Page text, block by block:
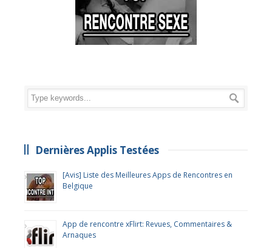
Dernières Applis Testées
[Avis] Liste des Meilleures Apps de Rencontres en
Belgique
App de rencontre xFlirt: Revues, Commentaires &
Arnaques